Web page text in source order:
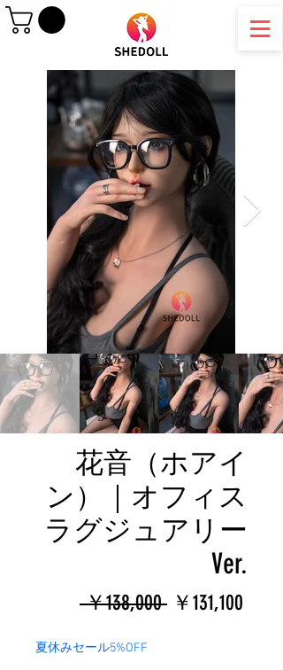
花音（ホアイ
ン）｜オフィス
ラグジュアリー
Ver.
￥138,000 通￥131,100
夏休みセール5%OFF